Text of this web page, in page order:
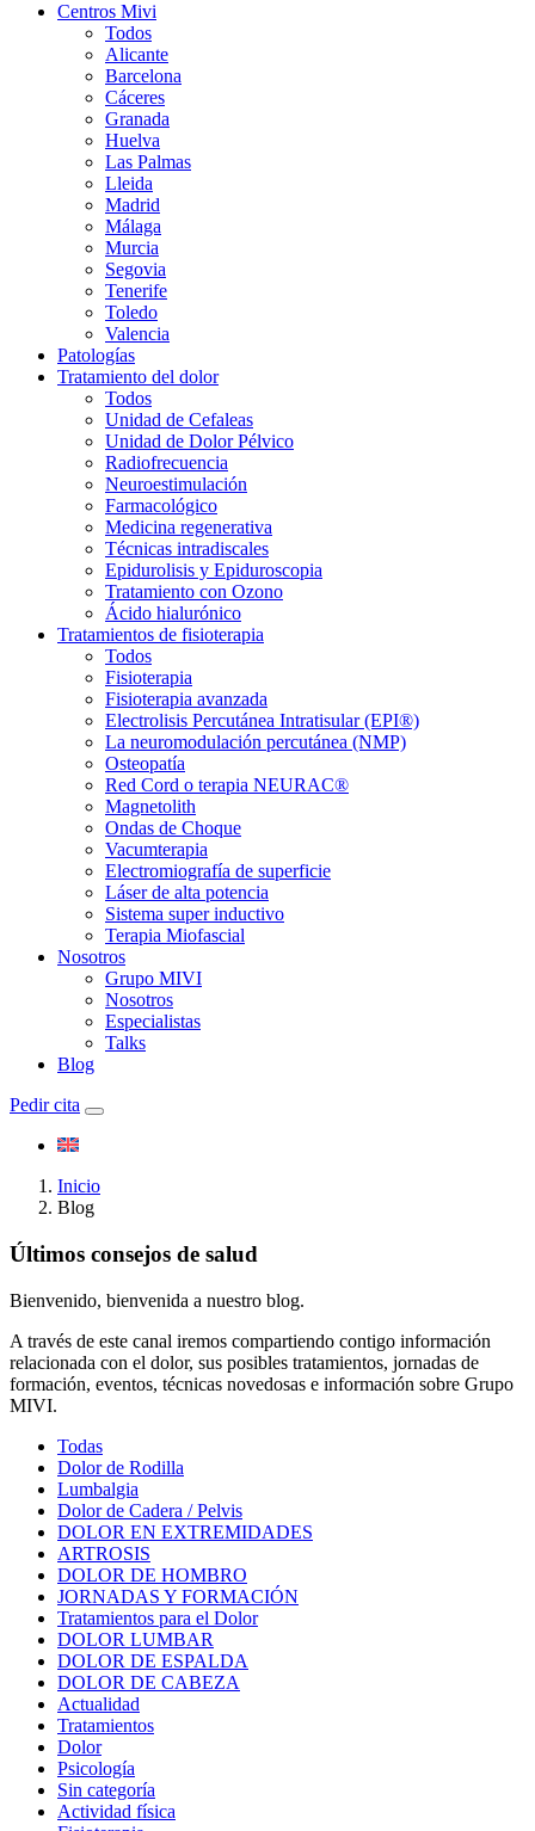
Centros Mivi
Todos
Alicante
Barcelona
Cáceres
Granada
Huelva
Las Palmas
Lleida
Madrid
Málaga
Murcia
Segovia
Tenerife
Toledo
Valencia
Patologías
Tratamiento del dolor
Todos
Unidad de Cefaleas
Unidad de Dolor Pélvico
Radiofrecuencia
Neuroestimulación
Farmacológico
Medicina regenerativa
Técnicas intradiscales
Epidurolisis y Epiduroscopia
Tratamiento con Ozono
Ácido hialurónico
Tratamientos de fisioterapia
Todos
Fisioterapia
Fisioterapia avanzada
Electrolisis Percutánea Intratisular (EPI®)
La neuromodulación percutánea (NMP)
Osteopatía
Red Cord o terapia NEURAC®
Magnetolith
Ondas de Choque
Vacumterapia
Electromiografía de superficie
Láser de alta potencia
Sistema super inductivo
Terapia Miofascial
Nosotros
Grupo MIVI
Nosotros
Especialistas
Talks
Blog
Pedir cita
Inicio
Blog
Últimos consejos de salud
Bienvenido, bienvenida a nuestro blog.
A través de este canal iremos compartiendo contigo información
relacionada con el dolor, sus posibles tratamientos, jornadas de
formación, eventos, técnicas novedosas e información sobre Grupo
MIVI.
Todas
Dolor de Rodilla
Lumbalgia
Dolor de Cadera / Pelvis
DOLOR EN EXTREMIDADES
ARTROSIS
DOLOR DE HOMBRO
JORNADAS Y FORMACIÓN
Tratamientos para el Dolor
DOLOR LUMBAR
DOLOR DE ESPALDA
DOLOR DE CABEZA
Actualidad
Tratamientos
Dolor
Psicología
Sin categoría
Actividad física